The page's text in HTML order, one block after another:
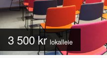
3 500 kr lokalleie